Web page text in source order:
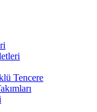
Tencere